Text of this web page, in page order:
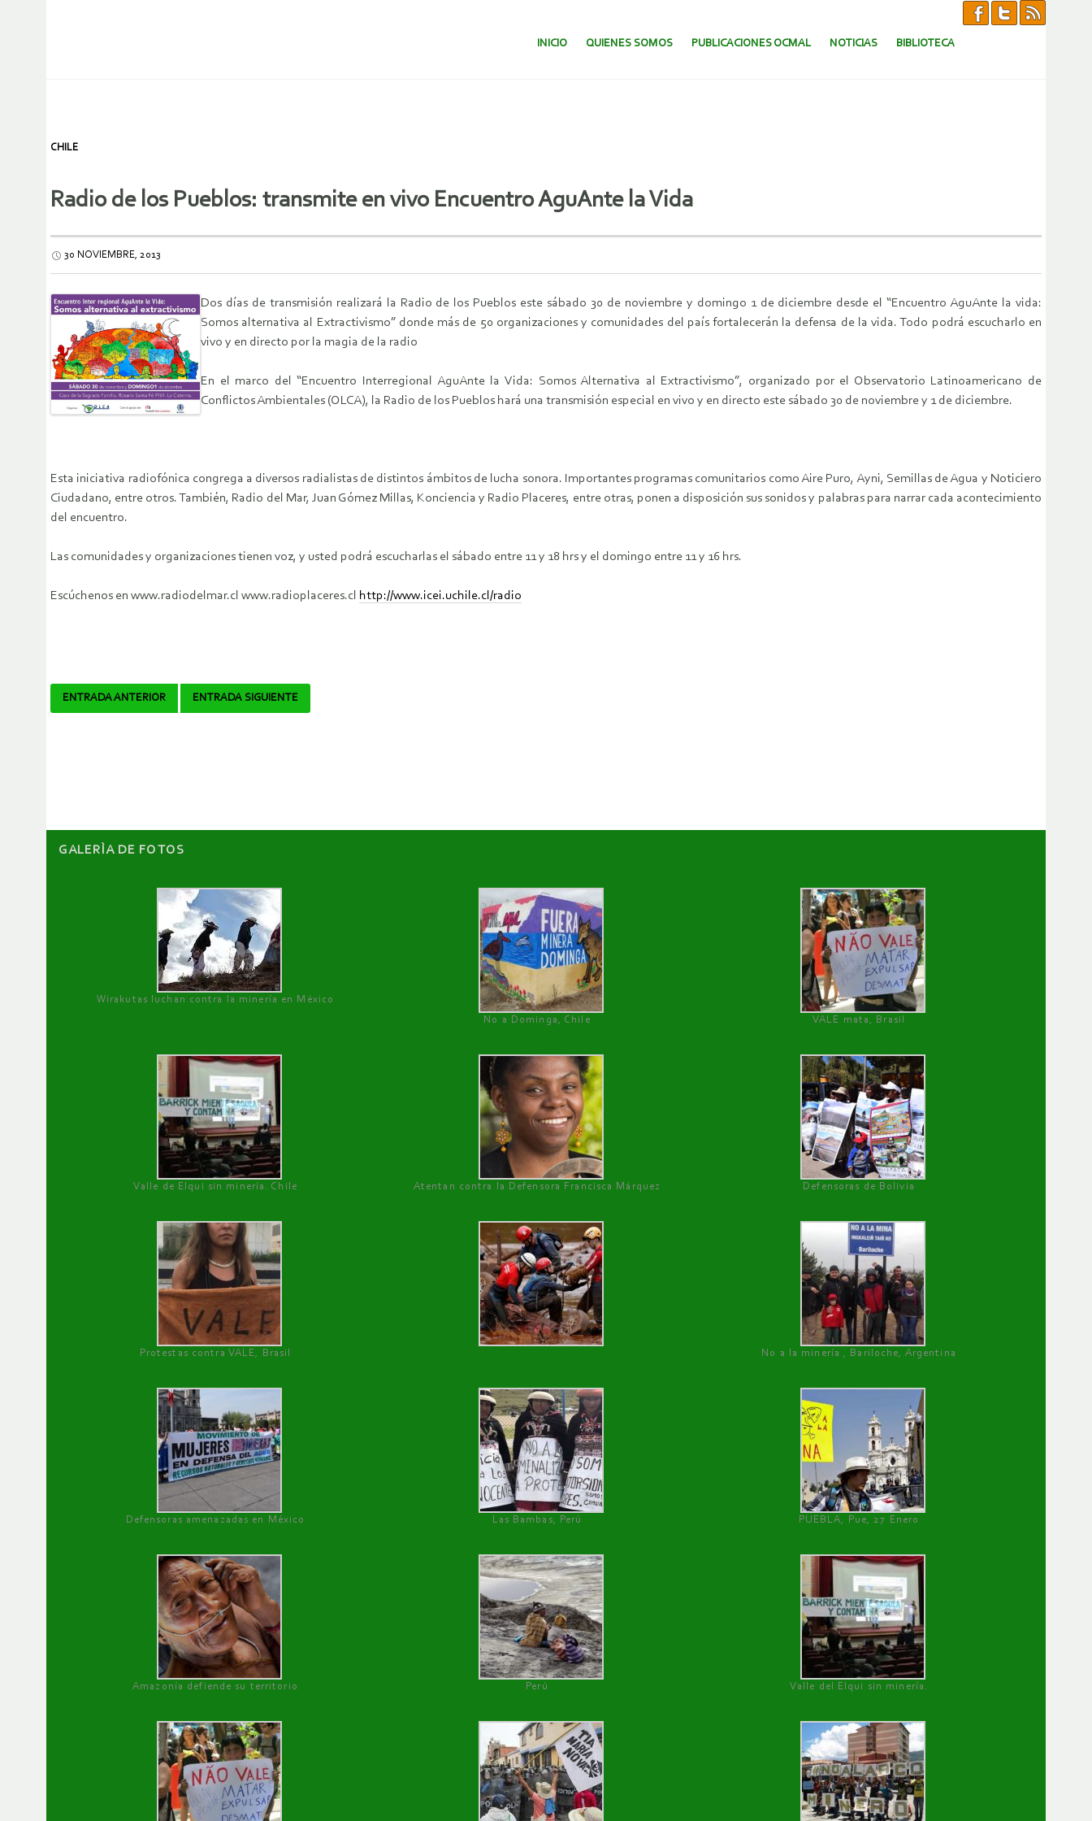
SALTAR AL CONTENIDO.
INICIO QUIENES SOMOS PUBLICACIONES OCMAL NOTICIAS BIBLIOTECA
CHILE
Radio de los Pueblos: transmite en vivo Encuentro AguAnte la Vida
30 NOVIEMBRE, 2013
Dos días de transmisión realizará la Radio de los Pueblos este sábado 30 de noviembre y domingo 1 de diciembre desde el “Encuentro AguAnte la vida:
Somos alternativa al Extractivismo” donde más de 50 organizaciones y comunidades del país fortalecerán la defensa de la vida. Todo podrá escucharlo en
vivo y en directo por la magia de la radio
En el marco del “Encuentro Interregional AguAnte la Vida: Somos Alternativa al Extractivismo”, organizado por el Observatorio Latinoamericano de
Conflictos Ambientales (OLCA), la Radio de los Pueblos hará una transmisión especial en vivo y en directo este sábado 30 de noviembre y 1 de diciembre.
Esta iniciativa radiofónica congrega a diversos radialistas de distintos ámbitos de lucha sonora. Importantes programas comunitarios como Aire Puro, Ayni, Semillas de Agua y Noticiero
Ciudadano, entre otros. También, Radio del Mar, Juan Gómez Millas, Konciencia y Radio Placeres, entre otras, ponen a disposición sus sonidos y palabras para narrar cada acontecimiento
del encuentro.
Las comunidades y organizaciones tienen voz, y usted podrá escucharlas el sábado entre 11 y 18 hrs y el domingo entre 11 y 16 hrs.
Escúchenos en www.radiodelmar.cl www.radioplaceres.cl http://www.icei.uchile.cl/radio
Navegador
ENTRADA ANTERIOR ENTRADA SIGUIENTE
GALERÌA DE FOTOS
Wirakutas luchan contra la minería en México
No a Dominga, Chile
VALE mata, Brasil
Valle de Elqui sin minería. Chile Atentan contra la Defensora Francisca Márquez Defensoras de Bolivia
Protestas contra VALE, Brasil No a la minería , Bariloche, Argentina
Defensoras amenazadas en México Las Bambas, Perú PUEBLA, Pue, 27 Enero
Amazonía defiende su territorio Perú Valle del Elqui sin minería.